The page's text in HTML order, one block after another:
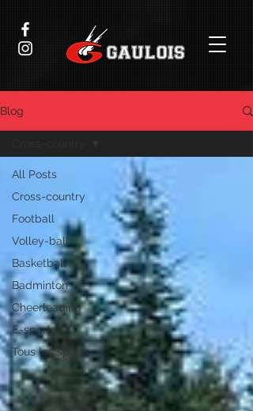
Blog
All Posts
Cross-country
Football
Volley-ball
Basketball
Badminton
Cheerleading
E-sports
Tous les sports